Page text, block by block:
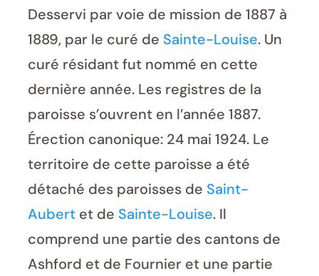
Desservi par voie de mission de 1887 à
1889, par le curé de Sainte-Louise. Un
curé résidant fut nommé en cette
dernière année. Les registres de la
paroisse s’ouvrent en l’année 1887.
Érection canonique: 24 mai 1924. Le
territoire de cette paroisse a été
détaché des paroisses de Saint-
Aubert et de Sainte-Louise. Il
comprend une partie des cantons de
Ashford et de Fournier et une partie